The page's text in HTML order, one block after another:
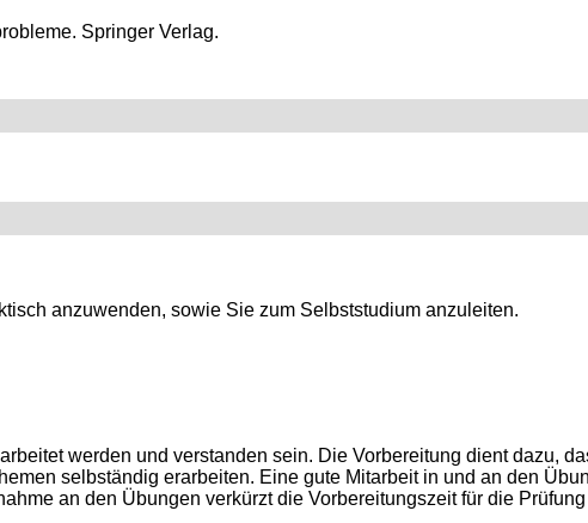
Springer Verlag.
anzuwenden, sowie Sie zum Selbststudium anzuleiten.
werden und verstanden sein. Die Vorbereitung dient dazu,
selbständig erarbeiten. Eine gute Mitarbeit in und an den
an den Übungen verkürzt die Vorbereitungszeit für die